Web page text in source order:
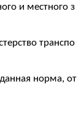
и местного з
транспо
норма, от